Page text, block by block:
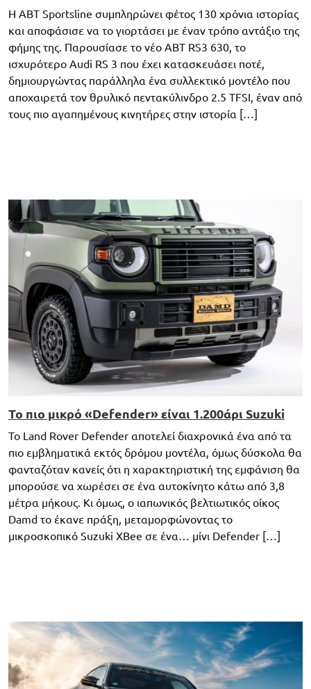
Η ABT Sportsline συμπληρώνει φέτος 130 χρόνια ιστορίας
και αποφάσισε να το γιορτάσει με έναν τρόπο αντάξιο της
φήμης της. Παρουσίασε το νέο ABT RS3 630, το
ισχυρότερο Audi RS 3 που έχει κατασκευάσει ποτέ,
δημιουργώντας παράλληλα ένα συλλεκτικό μοντέλο που
αποχαιρετά τον θρυλικό πεντακύλινδρο 2.5 TFSI, έναν από
τους πιο αγαπημένους κινητήρες στην ιστορία […]
Το πιο μικρό «Defender» είναι 1.200άρι Suzuki
Το Land Rover Defender αποτελεί διαχρονικά ένα από τα
πιο εμβληματικά εκτός δρόμου μοντέλα, όμως δύσκολα θα
φανταζόταν κανείς ότι η χαρακτηριστική της εμφάνιση θα
μπορούσε να χωρέσει σε ένα αυτοκίνητο κάτω από 3,8
μέτρα μήκους. Κι όμως, ο ιαπωνικός βελτιωτικός οίκος
Damd το έκανε πράξη, μεταμορφώνοντας το
μικροσκοπικό Suzuki XBee σε ένα… μίνι Defender […]